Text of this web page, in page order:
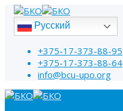
Русский
+375-17-373-88-95
+375-17-373-88-64
info@bcu-upo.org